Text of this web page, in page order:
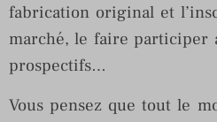
fabrication original et
marché, le faire participer
prospectifs…
Vous pensez que tout le